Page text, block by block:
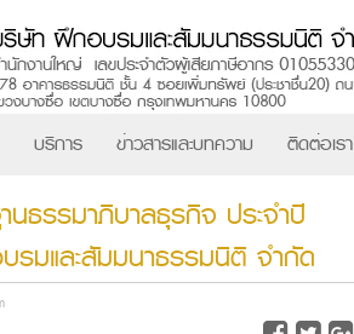
บริการ ข่าวสารและบทความ ติดต่อเรา
ธรรมาภิบาลธุรกิจ ประจำปี
มและสัมมนาธรรมนิติ จำกัด